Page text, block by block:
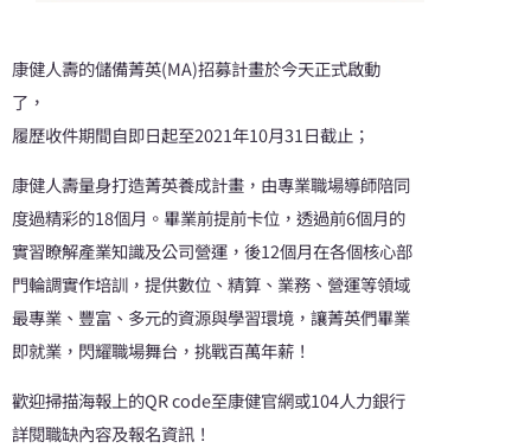
康健人壽的儲備菁英(MA)招募計畫於今天正式啟動
了，
履歷收件期間自即日起至2021年10月31日截止；
康健人壽量身打造菁英養成計畫，由專業職場導師陪同
度過精彩的18個月。畢業前提前卡位，透過前6個月的
實習瞭解產業知識及公司營運，後12個月在各個核心部
門輪調實作培訓，提供數位、精算、業務、營運等領域
最專業、豐富、多元的資源與學習環境，讓菁英們畢業
即就業，閃耀職場舞台，挑戰百萬年薪！
歡迎掃描海報上的QR code至康健官網或104人力銀行
詳閱職缺內容及報名資訊！